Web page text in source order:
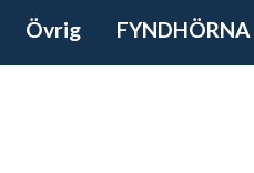
Övrig FYNDHÖRNA